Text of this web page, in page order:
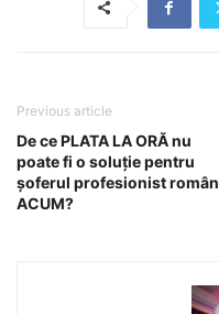
Previous article
De ce PLATA LA ORĂ nu
poate fi o soluție pentru
șoferul profesionist român
ACUM?